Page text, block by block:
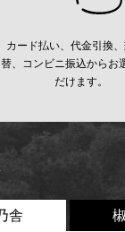
カード払い、代金引換
替、コンビニ振込からお
だけます。
舎